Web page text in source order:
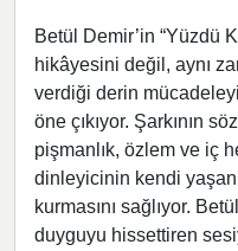
Betül Demir’in “Yüzdü
hikâyesini değil, aynı
verdiği derin
öne çıkıyor. Şarkının
pişmanlık, özlem ve iç
dinleyicinin kendi
kurmasını sağlıyor.
duyguyu hissettiren